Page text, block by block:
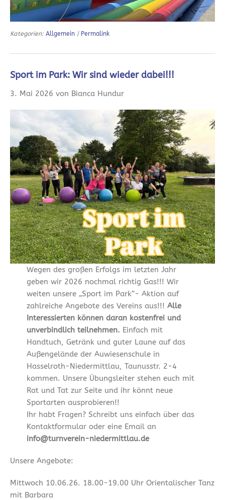
Kategorien: Allgemein | Permalink
Sport im Park: Wir sind wieder dabei!!!
3. Mai 2026 von Bianca Hundur
Wegen des großen Erfolgs im letzten Jahr
geben wir 2026 nochmal richtig Gas!!! Wir
weiten unsere „Sport im Park“- Aktion auf
zahlreiche Angebote des Vereins aus!!! Alle
Interessierten können daran kostenfrei und
unverbindlich teilnehmen. Einfach mit
Handtuch, Getränk und guter Laune auf das
Außengelände der Auwiesenschule in
Hasselroth-Niedermittlau, Taunusstr. 2-4
kommen. Unsere Übungsleiter stehen euch mit
Rat und Tat zur Seite und ihr könnt neue
Sportarten ausprobieren!!
Ihr habt Fragen? Schreibt uns einfach über das
Kontaktformular oder eine Email an
info@turnverein-niedermittlau.de
Unsere Angebote:
Mittwoch 10.06.26. 18.00-19.00 Uhr Orientalischer Tanz
mit Barbara